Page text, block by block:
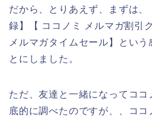
だから、とりあえず、まずは
録】【 ココノミ メルマガ割引
メルマガタイムセール】という
とにしました。
ただ、友達と一緒になってココ
底的に調べたのですが、、コ